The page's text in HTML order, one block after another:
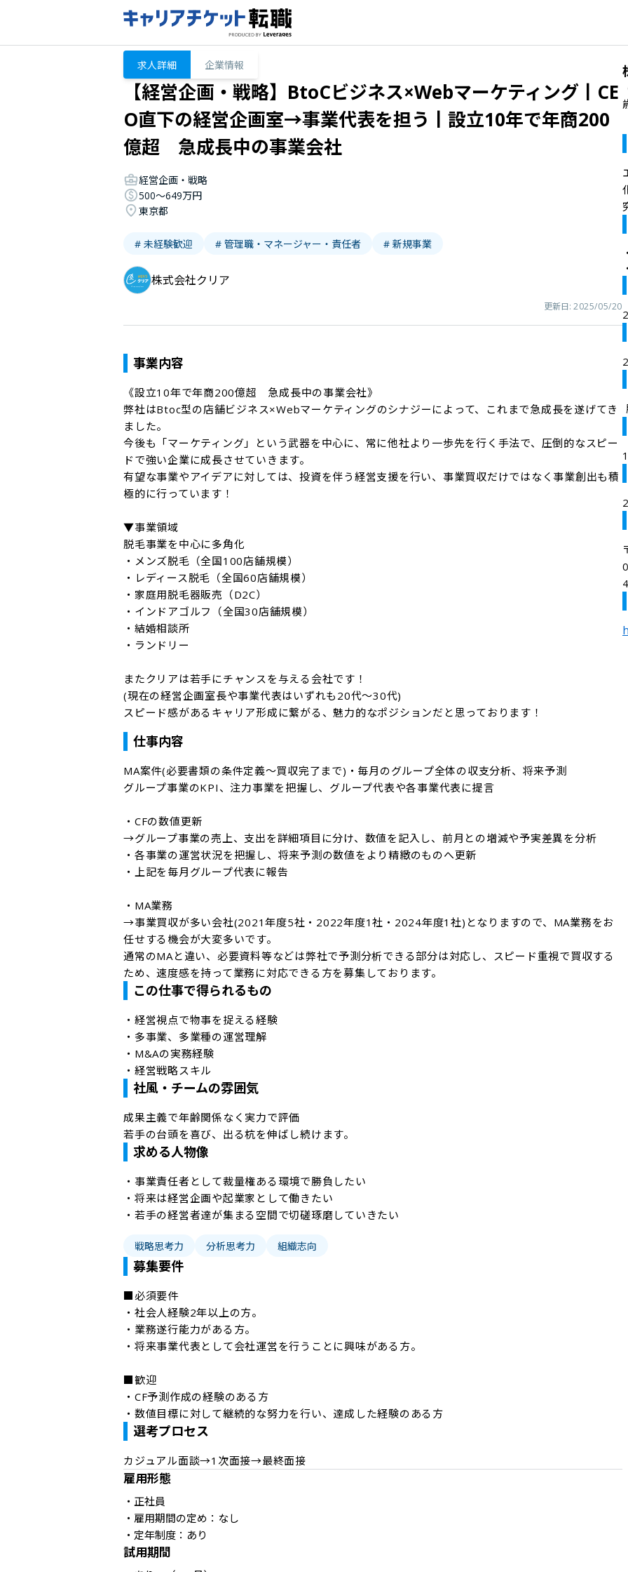
求人詳細 企業情報
【経営企画・戦略】BtoCビジネス×Webマーケティング丨CE
O直下の経営企画室→事業代表を担う丨設立10年で年商200
億超 急成長中の事業会社
経営企画・戦略
500〜649万円
東京都
# 未経験歓迎 # 管理職・マネージャー・責任者 # 新規事業
株式会社クリア
更新日: 2025/05/20
事業内容
《設立10年で年商200億超　急成長中の事業会社》
弊社はBtoc型の店舗ビジネス×Webマーケティングのシナジーによって、これまで急成長を遂げてき
ました。
今後も「マーケティング」という武器を中心に、常に他社より一歩先を行く手法で、圧倒的なスピー
ドで強い企業に成長させていきます。
有望な事業やアイデアに対しては、投資を伴う経営支援を行い、事業買収だけではなく事業創出も積
極的に行っています！
▼事業領域
脱毛事業を中心に多角化
・メンズ脱毛（全国100店舗規模）
・レディース脱毛（全国60店舗規模）
・家庭用脱毛器販売（D2C）
・インドアゴルフ（全国30店舗規模）
・結婚相談所
・ランドリー
またクリアは若手にチャンスを与える会社です！
(現在の経営企画室長や事業代表はいずれも20代～30代)
スピード感があるキャリア形成に繋がる、魅力的なポジションだと思っております！
仕事内容
MA案件(必要書類の条件定義～買収完了まで)・毎月のグループ全体の収支分析、将来予測
グループ事業のKPI、注力事業を把握し、グループ代表や各事業代表に提言
・CFの数値更新
→グループ事業の売上、支出を詳細項目に分け、数値を記入し、前月との増減や予実差異を分析
・各事業の運営状況を把握し、将来予測の数値をより精緻のものへ更新
・上記を毎月グループ代表に報告
・MA業務
→事業買収が多い会社(2021年度5社・2022年度1社・2024年度1社)となりますので、MA業務をお
任せする機会が大変多いです。
通常のMAと違い、必要資料等などは弊社で予測分析できる部分は対応し、スピード重視で買収する
ため、速度感を持って業務に対応できる方を募集しております。
この仕事で得られるもの
・経営視点で物事を捉える経験
・多事業、多業種の運営理解
・M&Aの実務経験
・経営戦略スキル
社風・チームの雰囲気
成果主義で年齢関係なく実力で評価
若手の台頭を喜び、出る杭を伸ばし続けます。
求める人物像
・事業責任者として裁量権ある環境で勝負したい
・将来は経営企画や起業家として働きたい
・若手の経営者達が集まる空間で切磋琢磨していきたい
戦略思考力 分析思考力 組織志向
募集要件
■必須要件
・社会人経験2年以上の方。
・業務遂行能力がある方。
・将来事業代表として会社運営を行うことに興味がある方。
■歓迎
・CF予測作成の経験のある方
・数値目標に対して継続的な努力を行い、達成した経験のある方
選考プロセス
雇用形態
・正社員
・雇用期間の定め：なし
・定年制度：あり
試用期間
・
・